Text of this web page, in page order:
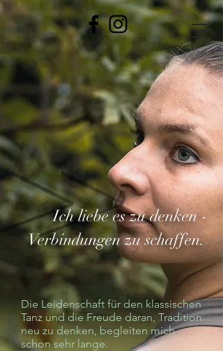
Ich liebe es zu denken -
Verbindungen zu schaffen.
Die Leidenschaft für den klassischen
Tanz und die Freude daran, Tradition
neu zu denken, begleiten mich
schon sehr lange.